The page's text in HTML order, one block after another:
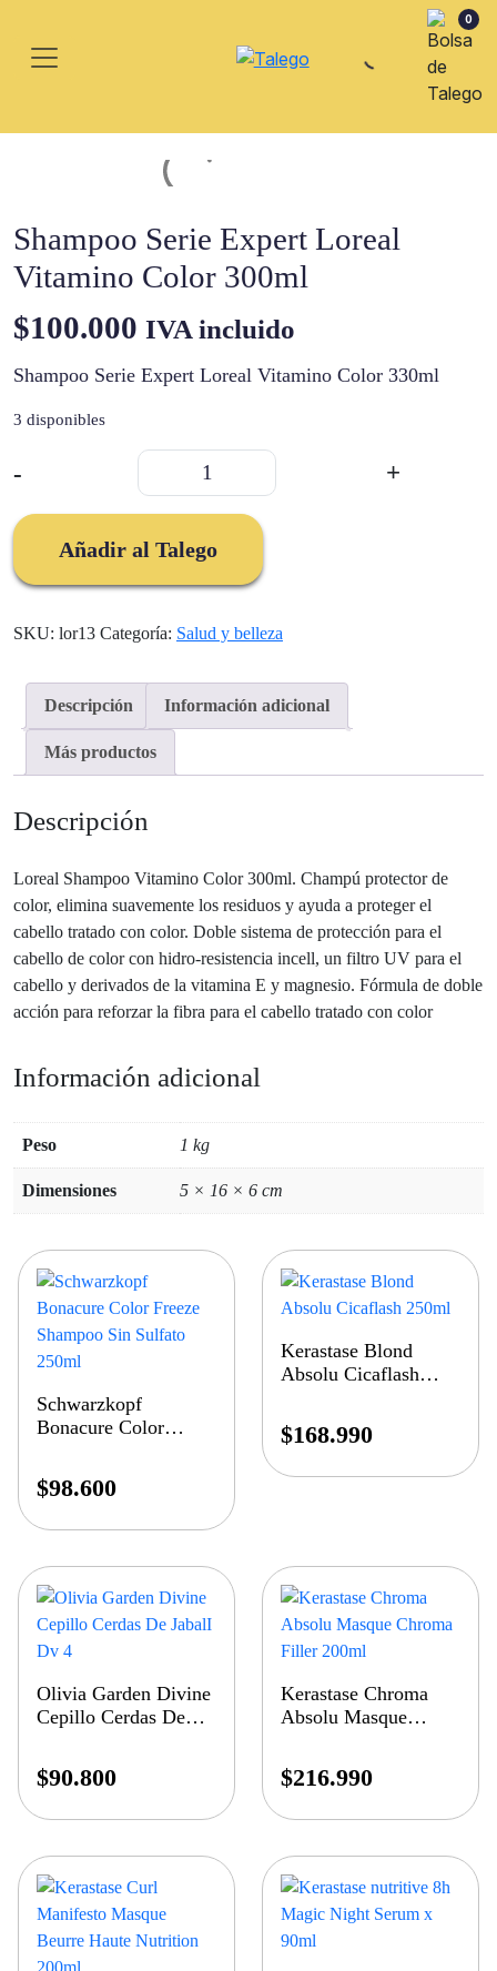
0
Shampoo Serie Expert Loreal
Vitamino Color 300ml
$100.000 IVA incluido
Shampoo Serie Expert Loreal Vitamino Color 330ml
3 disponibles
-
Shampoo
Expert
Vitamino
Color
cantidad
+
Añadir al Talego
SKU: lor13 Categoría: Salud y belleza
Descripción Información adicional
Más productos
Descripción
Loreal Shampoo Vitamino Color 300ml. Champú protector de
color, elimina suavemente los residuos y ayuda a proteger el
cabello tratado con color. Doble sistema de protección para el
cabello de color con hidro-resistencia incell, un filtro UV para el
cabello y derivados de la vitamina E y magnesio. Fórmula de doble
acción para reforzar la fibra para el cabello tratado con color
Información adicional
Peso 1 kg
Dimensiones 5 × 16 × 6 cm
Schwarzkopf
Bonacure Color
Sulfato 250ml
$98.600
Kerastase Blond
Absolu Cicaflash
$168.990
Olivia Garden Divine
Cepillo Cerdas De
$90.800
Kerastase Chroma
Absolu Masque
$216.990